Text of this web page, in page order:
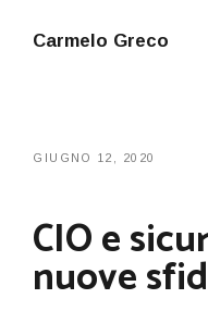
Carmelo Greco
GIUGNO 12, 2020
CIO e
nuove